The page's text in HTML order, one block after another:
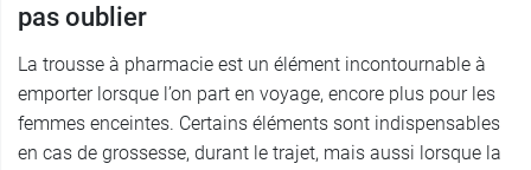
pas oublier
La trousse à pharmacie est un élément incontournable à
emporter lorsque l’on part en voyage, encore plus pour les
femmes enceintes. Certains éléments sont indispensables
en cas de grossesse, durant le trajet, mais aussi lorsque la